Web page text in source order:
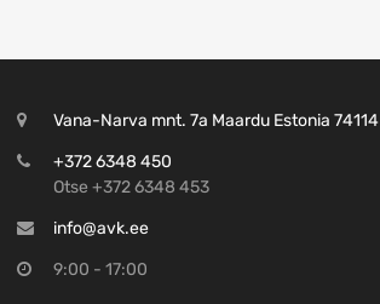
Vana-Narva mnt. 7a Maardu Estonia 74114
+372 6348 450
Otse +372 6348 453
info@avk.ee
9:00 - 17:00